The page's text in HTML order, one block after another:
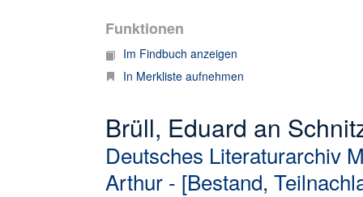
Funktionen
Im Findbuch anzeigen
In Merkliste aufnehmen
Brüll, Eduard an
Deutsches Literaturarchiv
Arthur - [Bestand,